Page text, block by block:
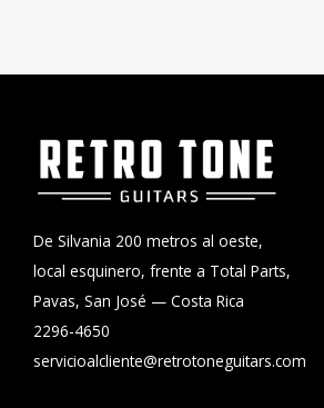
De Silvania 200 metros al oeste,
local esquinero, frente a Total Parts,
Pavas, San José — Costa Rica
2296-4650
servicioalcliente@retrotoneguitars.com